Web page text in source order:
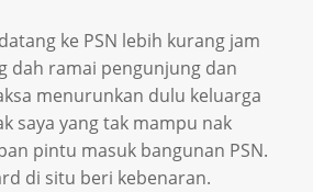
ke PSN lebih kurang jam
dah ramai pengunjung dan
menurunkan dulu keluarga
saya yang tak mampu nak
pintu masuk bangunan PSN.
di situ beri kebenaran.